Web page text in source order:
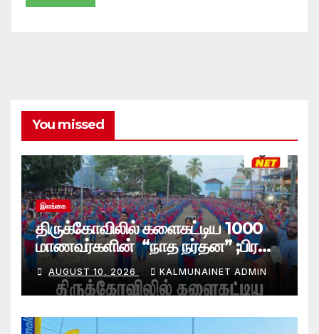
You missed
இலங்கை
திருக்கோவிலில் களைகட்டிய 1000
மாணவர்களின் “நாத நர்தன” ;பிரதி
போலீஸ் மாஅதிபரும் பங்கேற்பு
AUGUST 10, 2026 KALMUNAINET ADMIN